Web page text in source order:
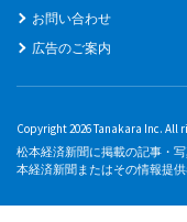
お問い合わせ
広告のご案内
Copyright 2026 Tanakara Inc. All
松本経済新聞に掲載の記事・
本経済新聞またはその情報提供